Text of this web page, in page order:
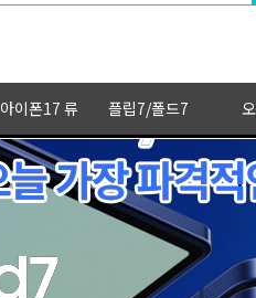
아이폰17 류 플립7/폴드7